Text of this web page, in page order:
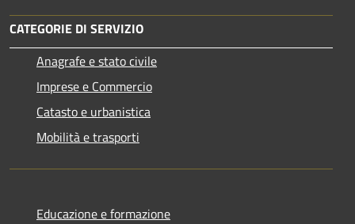
CATEGORIE DI SERVIZIO
Anagrafe e stato civile
Imprese e Commercio
Catasto e urbanistica
Mobilità e trasporti
Educazione e formazione